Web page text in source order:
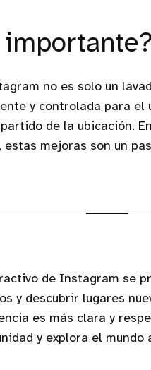
no es solo un
y controlada para el
de la ubicación.
mejoras son un
de Instagram se
y descubrir lugares
es más clara y
y explora el